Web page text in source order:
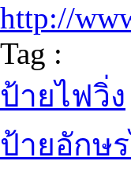
http://
Tag :
ป้ายไฟวิ่ง
ป้ายอักษ